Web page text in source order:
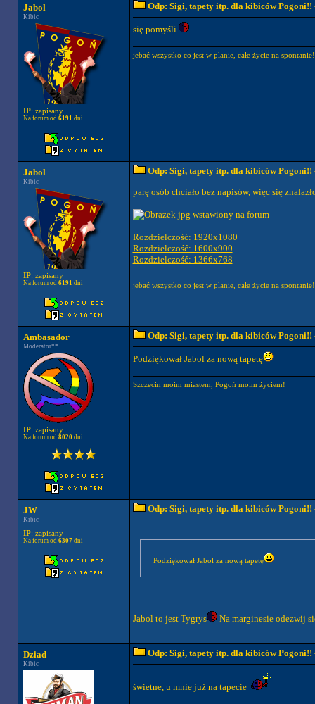
Jabol
Kibic
IP: zapisany
Na forum od 6191 dni
Odp: Sigi, tapety itp. dla kibiców Pogoni!!
się pomyśli
jebać wszystko co jest w planie, całe życie na spontanie!
Jabol
Kibic
IP: zapisany
Na forum od 6191 dni
Odp: Sigi, tapety itp. dla kibiców Pogoni!!
parę osób chciało bez napisów, więc się
Rozdzielczość: 1920x1080
Rozdzielczość: 1600x900
Rozdzielczość: 1366x768
jebać wszystko co jest w planie, całe życie na spontanie!
Ambasador
Moderator**
IP: zapisany
Na forum od 8020dni
Odp: Sigi, tapety itp. dla kibiców Pogoni!!
Podziękował Jabol za nową tapetę
Szczecin moim miastem, Pogoń moim życiem!
JW
Kibic
IP: zapisany
Na forum od 6307dni
Odp: Sigi, tapety itp. dla kibiców Pogoni!!
Podziękował Jabol za nową tapetę
Jabol to jest Tygrys Na marginesie odezwij
Dziad
Kibic
Odp: Sigi, tapety itp. dla kibiców Pogoni!!
świetne, u mnie już na tapecie